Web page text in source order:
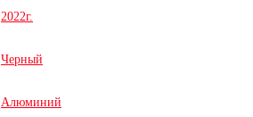
2022г.
Черный
Алюминий